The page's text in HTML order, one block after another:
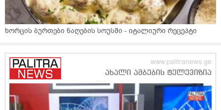
ხორცის ბურთები ნაღების სოუსში - იტალიური რეცეპტი